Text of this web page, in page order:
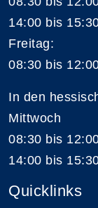
14:00 bis
Freitag:
08:30 bis
In den
Mittwoch
08:30 bis
14:00 bis
Quicklinks